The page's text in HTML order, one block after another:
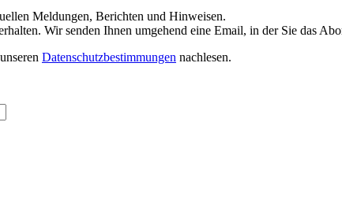
Meldungen, Berichten und Hinweisen.
Wir senden Ihnen umgehend eine Email, in der Sie das
Datenschutzbestimmungen nachlesen.